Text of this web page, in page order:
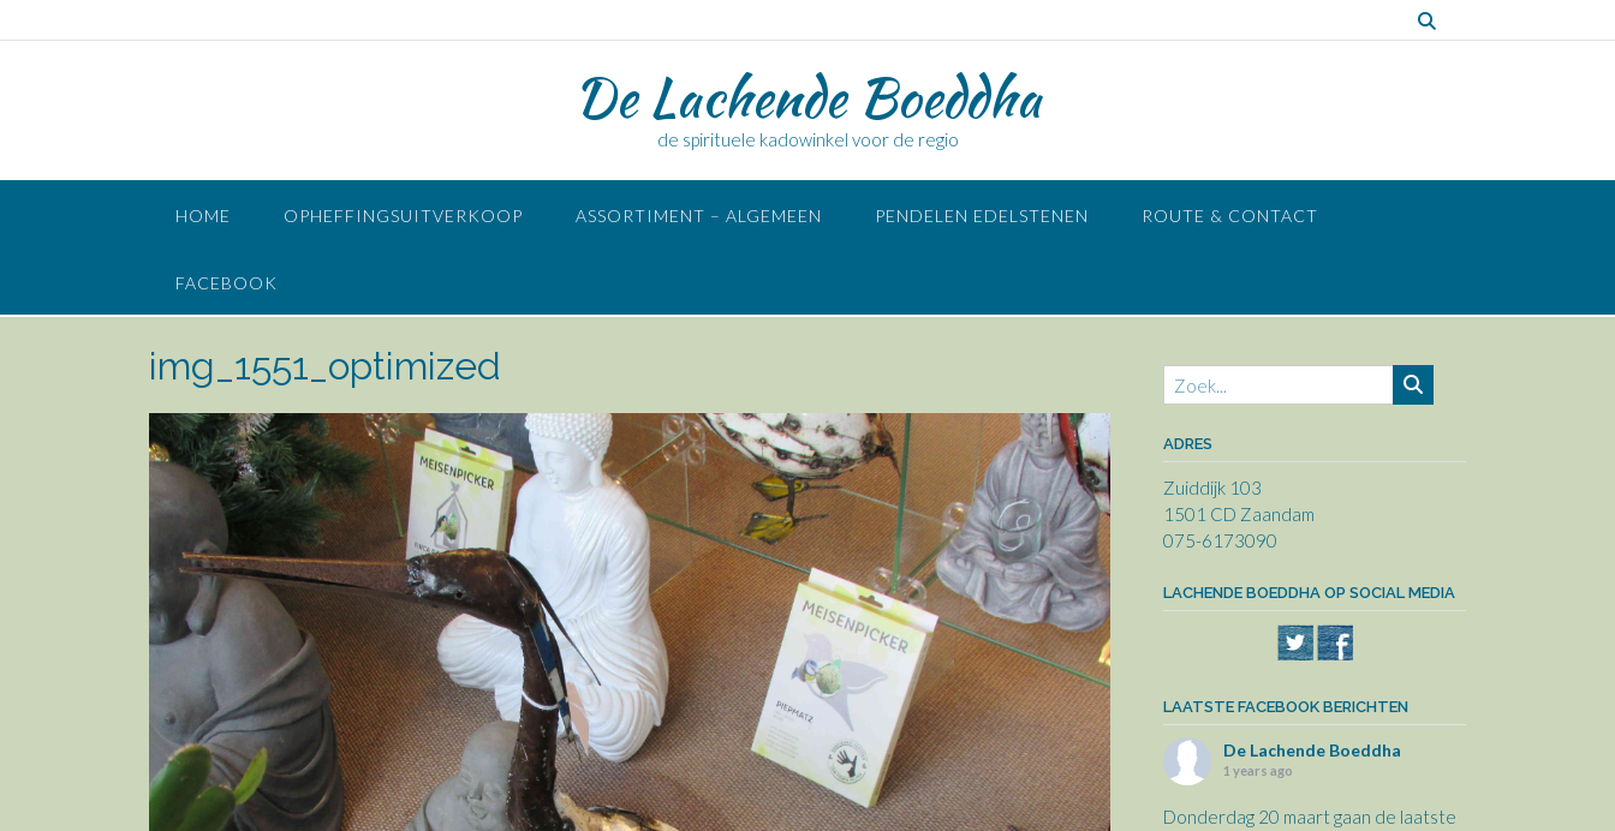
naar
De Lachende Boeddha
de spirituele kadowinkel voor de regio
HOME OPHEFFINGSUITVERKOOP ASSORTIMENT – ALGEMEEN PENDELEN EDELSTENEN ROUTE & CONTACT
FACEBOOK
img_1551_optimized
ADRES
Zuiddijk 103
1501 CD Zaandam
075-6173090
LACHENDE BOEDDHA OP SOCIAL MEDIA
LAATSTE FACEBOOK BERICHTEN
De Lachende Boeddha
1 years ago
Donderdag 20 maart gaan de laatste